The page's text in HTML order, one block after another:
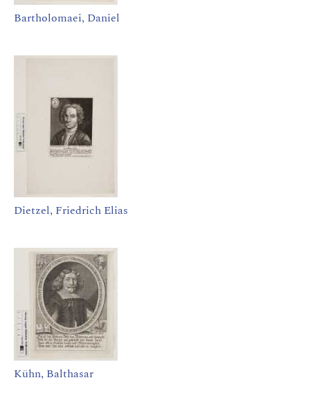
Bartholomaei, Daniel
Dietzel, Friedrich Elias
Kühn, Balthasar